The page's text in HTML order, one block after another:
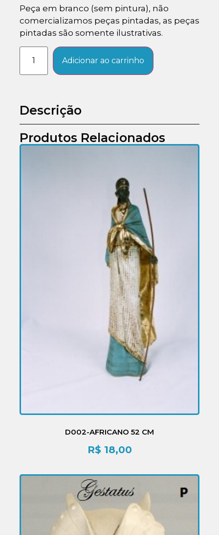
Peça em branco (sem pintura), não
comercializamos peças pintadas, as peças
pintadas são somente ilustrativas.
Adicionar ao carrinho
Descrição
Produtos Relacionados
D002-AFRICANO 52 CM
R$18,00